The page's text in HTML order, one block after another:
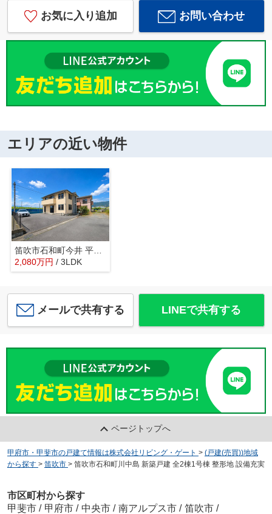
お気に入り追加 お問い合わせ
エリアの近い物件
笛吹市石和町今井 平成16年築 オール電化中古戸建 車4台
2,080万円 / 3LDK
メールで共有する LINEで共有する
ページトップへ
甲府市・甲斐市の戸建て情報は株式会社リビング・ゲート > (戸建(売買))地域
から探す > 笛吹市 > 笛吹市石和町川中島 新築戸建 全2棟1号棟 整形地 設備充実
市区町村から探す
甲斐市 / 甲府市 / 中央市 / 南アルプス市 / 笛吹市 /